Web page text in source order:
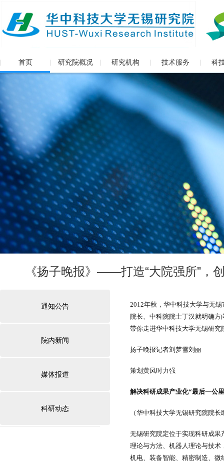
首页 研究院概况 研究机构 技术服务 科
《扬子晚报》——打造“大院强所”，
通知公告
院内新闻
媒体报道
科研动态
2012年秋，华中科技大学与无
院长、中科院院士丁汉就明确方
带你走进华中科技大学无锡研究
扬子晚报记者刘梦雪刘丽
策划黄凤时力强
解决科研成果产业化“最后一公
（华中科技大学无锡研究院院
无锡研究院定位于实现科研成果
理论与方法、机器人理论与技术
机电、装备智能、精密制造、